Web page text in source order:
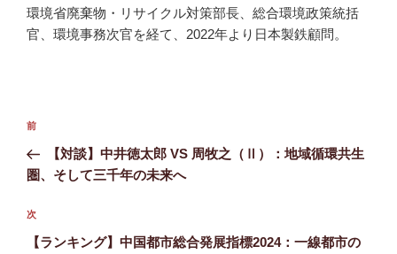
環境省廃棄物・リサイクル対策部長、総合環境政策統括
官、環境事務次官を経て、2022年より日本製鉄顧問。
投
ナ
ゲ
ー
前
の
投
前
【対談】中井徳太郎 VS 周牧之（Ⅱ）：地域循環共生
圏、そして三千年の未来へ
次
の
次
【ランキング】中国都市総合発展指標2024：一線都市の